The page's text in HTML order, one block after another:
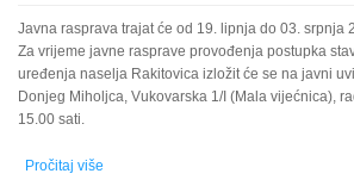
Javna rasprava trajat će od 19. lipnja do 03. srpnja
Za vrijeme javne rasprave provođenja postupka
uređenja naselja Rakitovica izložit će se na javni
Donjeg Miholjca, Vukovarska 1/I (Mala vijećnica),
15.00 sati.
Pročitaj više